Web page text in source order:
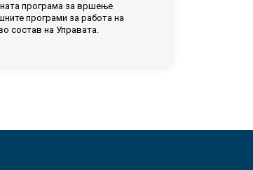
програма за вршење
програми за работа на
состав на Управата.